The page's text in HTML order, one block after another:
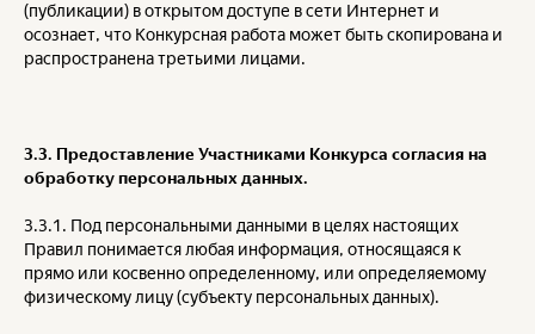
(публикации) в открытом доступе в сети Интернет и
осознает, что Конкурсная работа может быть скопирована и
распространена третьими лицами.
3.3. Предоставление Участниками Конкурса согласия на
обработку персональных данных.
3.3.1. Под персональными данными в целях настоящих
Правил понимается любая информация, относящаяся к
прямо или косвенно определенному, или определяемому
физическому лицу (субъекту персональных данных).